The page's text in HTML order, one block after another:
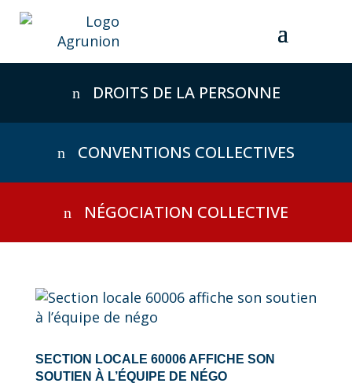
Skip
DROITS DE LA PERSONNE
CONVENTIONS COLLECTIVES
NÉGOCIATION COLLECTIVE
SECTION LOCALE 60006 AFFICHE SON
SOUTIEN À L’ÉQUIPE DE NÉGO